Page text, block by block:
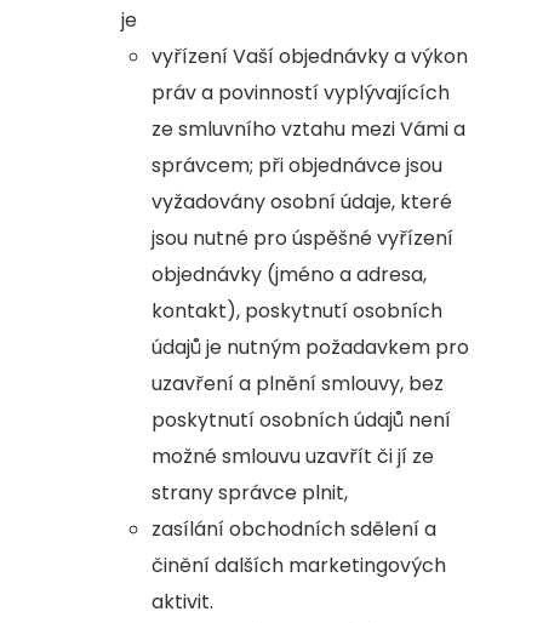
je
vyřízení Vaší objednávky a výkon
práv a povinností vyplývajících
ze smluvního vztahu mezi Vámi a
správcem; při objednávce jsou
vyžadovány osobní údaje, které
jsou nutné pro úspěšné vyřízení
objednávky (jméno a adresa,
kontakt), poskytnutí osobních
údajů je nutným požadavkem pro
uzavření a plnění smlouvy, bez
poskytnutí osobních údajů není
možné smlouvu uzavřít či jí ze
strany správce plnit,
zasílání obchodních sdělení a
činění dalších marketingových
aktivit.